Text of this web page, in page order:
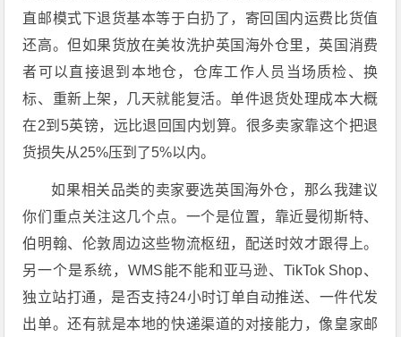
直邮模式下退货基本等于白扔了，寄回国内运费比货值
还高。但如果货放在美妆洗护英国海外仓里，英国消费
者可以直接退到本地仓，仓库工作人员当场质检、换
标、重新上架，几天就能复活。单件退货处理成本大概
在2到5英镑，远比退回国内划算。很多卖家靠这个把退
货损失从25%压到了5%以内。
如果相关品类的卖家要选英国海外仓，那么我建议
你们重点关注这几个点。一个是位置，靠近曼彻斯特、
伯明翰、伦敦周边这些物流枢纽，配送时效才跟得上。
另一个是系统，WMS能不能和亚马逊、TikTok Shop、
独立站打通，是否支持24小时订单自动推送、一件代发
出单。还有就是本地的快递渠道的对接能力，像皇家邮